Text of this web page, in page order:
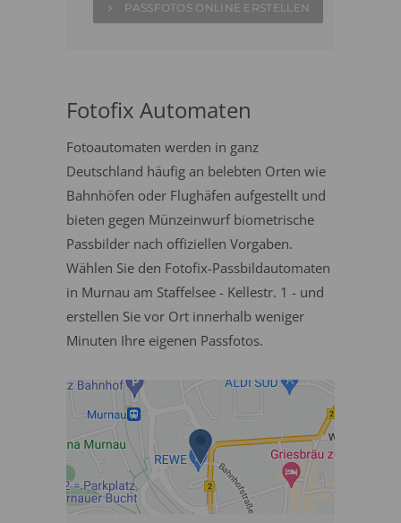
PASSFOTOS ONLINE ERSTELLEN
Fotofix Automaten
Fotoautomaten werden in ganz
Deutschland häufig an belebten Orten wie
Bahnhöfen oder Flughäfen aufgestellt und
bieten gegen Münzeinwurf biometrische
Passbilder nach offiziellen Vorgaben.
Wählen Sie den Fotofix-Passbildautomaten
in Murnau am Staffelsee - Kellestr. 1 - und
erstellen Sie vor Ort innerhalb weniger
Minuten Ihre eigenen Passfotos.